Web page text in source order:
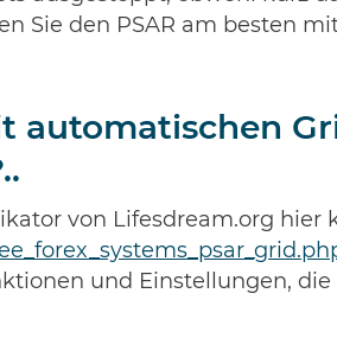
Sie den PSAR am besten
automatischen
von Lifesdream.org hier
und Einstellungen,